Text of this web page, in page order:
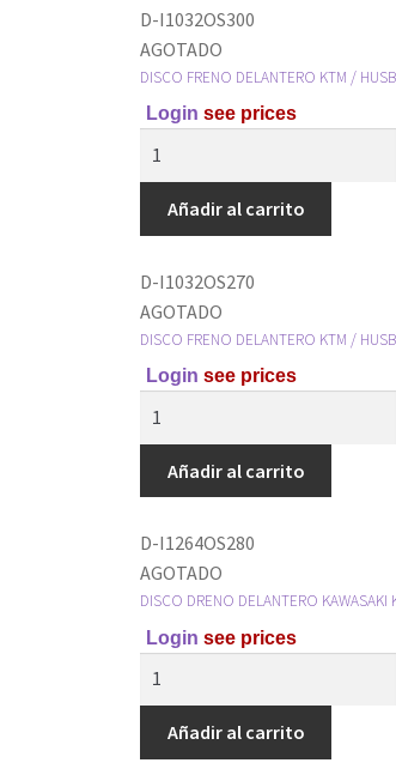
D-I1032OS300
AGOTADO
DISCO FRENO DELANTERO KTM /
Login see prices
Añadir al carrito
D-I1032OS270
AGOTADO
DISCO FRENO DELANTERO KTM /
Login see prices
Añadir al carrito
D-I1264OS280
AGOTADO
DISCO DRENO DELANTERO KAWASAKI
Login see prices
Añadir al carrito